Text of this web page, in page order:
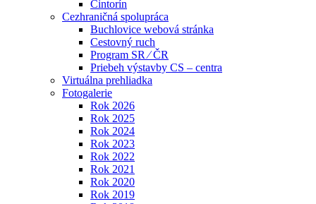
Cintorín
Cezhraničná spolupráca
Buchlovice webová stránka
Cestovný ruch
Program SR ⁄ ČR
Priebeh výstavby CS – centra
Virtuálna prehliadka
Fotogalerie
Rok 2026
Rok 2025
Rok 2024
Rok 2023
Rok 2022
Rok 2021
Rok 2020
Rok 2019